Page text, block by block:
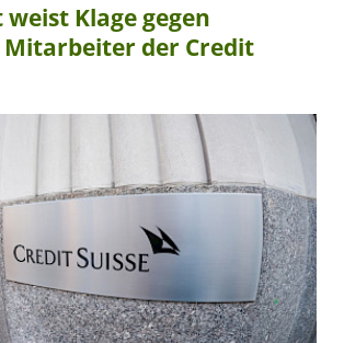
weist Klage gegen
Mitarbeiter der Credit